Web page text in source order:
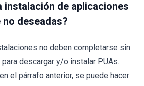
instalación de aplicaciones
deseadas?
no deben completarse sin
descargar y/o instalar PUAs.
el párrafo anterior, se puede hacer